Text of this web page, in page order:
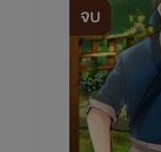
จบ